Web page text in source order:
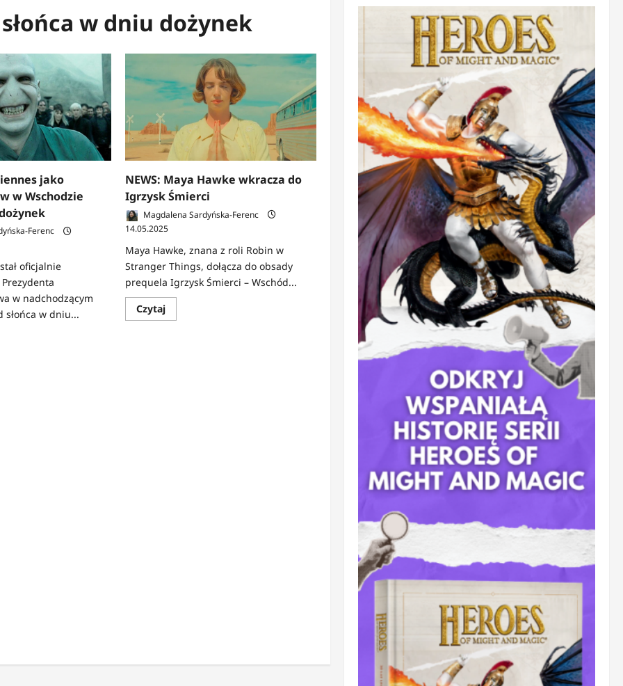
w dniu dożynek
jako
w Wschodzie
Ferenc
oficjalnie
w nadchodzącym
słońca w dniu...
NEWS: Maya Hawke wkracza do
Igrzysk Śmierci
Magdalena Sardyńska-Ferenc
14.05.2025
Maya Hawke, znana z roli Robin w
Stranger Things, dołącza do obsady
prequela Igrzysk Śmierci – Wschód...
CzytajDowiedz
się